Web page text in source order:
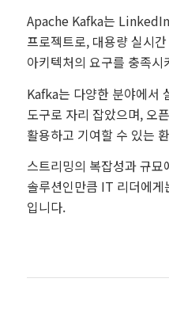
Apache Kafka는
프로젝트로, 대용량 실시
아키텍처의 요구를 충족
Kafka는 다양한 분야에서
도구로 자리 잡았으며, 오
활용하고 기여할 수 있는
스트리밍의 복잡성과 규묘
솔루션인만큼 IT 리더에
입니다.